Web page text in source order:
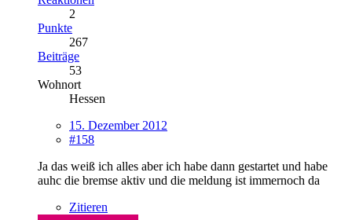
2
Punkte
267
Beiträge
53
Wohnort
Hessen
15. Dezember 2012
#158
Ja das weiß ich alles aber ich habe dann gestartet und habe
auhc die bremse aktiv und die meldung ist immernoch da
Zitieren